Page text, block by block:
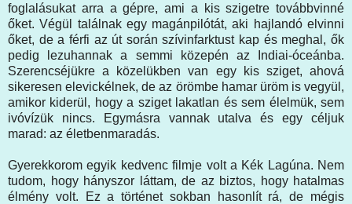
foglalásukat arra a gépre, ami a kis szigetre továbbvinné
őket. Végül találnak egy magánpilótát, aki hajlandó elvinni
őket, de a férfi az út során szívinfarktust kap és meghal, ők
pedig lezuhannak a semmi közepén az Indiai-óceánba.
Szerencséjükre a közelükben van egy kis sziget, ahová
sikeresen elevickélnek, de az örömbe hamar üröm is vegyül,
amikor kiderül, hogy a sziget lakatlan és sem élelmük, sem
ivóvízük nincs. Egymásra vannak utalva és egy céljuk
marad: az életbenmaradás.
Gyerekkorom egyik kedvenc filmje volt a Kék Lagúna. Nem
tudom, hogy hányszor láttam, de az biztos, hogy hatalmas
élmény volt. Ez a történet sokban hasonlít rá, de mégis